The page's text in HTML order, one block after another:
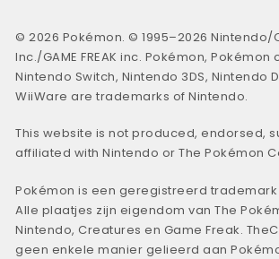
© 2026 Pokémon. © 1995–2026 Nintendo/
Inc./GAME FREAK inc. Pokémon,
Nintendo Switch, Nintendo 3DS, Nintendo
WiiWare are trademarks of Nintendo.
This website is not produced, endorsed,
affiliated with Nintendo or The Pokémon
Pokémon is een geregistreerd trademark
Alle plaatjes zijn eigendom van The
Nintendo, Creatures en Game Freak.
geen enkele manier gelieerd aan